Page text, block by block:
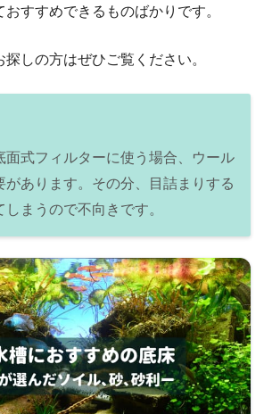
すすめできるものばかりです。
しの方はぜひご覧ください。
面式フィルターに使う場合、ウール
があります。その分、目詰まりする
まうので不向きです。